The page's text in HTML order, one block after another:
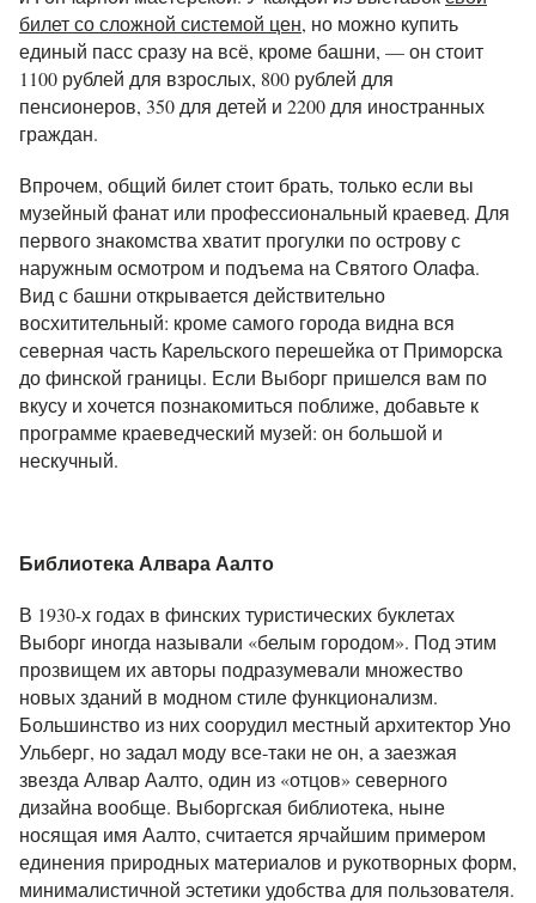
билет со сложной системой цен, но можно купить
единый пасс сразу на всё, кроме башни, — он стоит
1100 рублей для взрослых, 800 рублей для
пенсионеров, 350 для детей и 2200 для иностранных
граждан.
Впрочем, общий билет стоит брать, только если вы
музейный фанат или профессиональный краевед. Для
первого знакомства хватит прогулки по острову с
наружным осмотром и подъема на Святого Олафа.
Вид с башни открывается действительно
восхитительный: кроме самого города видна вся
северная часть Карельского перешейка от Приморска
до финской границы. Если Выборг пришелся вам по
вкусу и хочется познакомиться поближе, добавьте к
программе краеведческий музей: он большой и
нескучный.
Библиотека Алвара Аалто
В 1930-х годах в финских туристических буклетах
Выборг иногда называли «белым городом». Под этим
прозвищем их авторы подразумевали множество
новых зданий в модном стиле функционализм.
Большинство из них соорудил местный архитектор Уно
Ульберг, но задал моду все-таки не он, а заезжая
звезда Алвар Аалто, один из «отцов» северного
дизайна вообще. Выборгская библиотека, ныне
носящая имя Аалто, считается ярчайшим примером
единения природных материалов и рукотворных форм,
минималистичной эстетики удобства для пользователя.